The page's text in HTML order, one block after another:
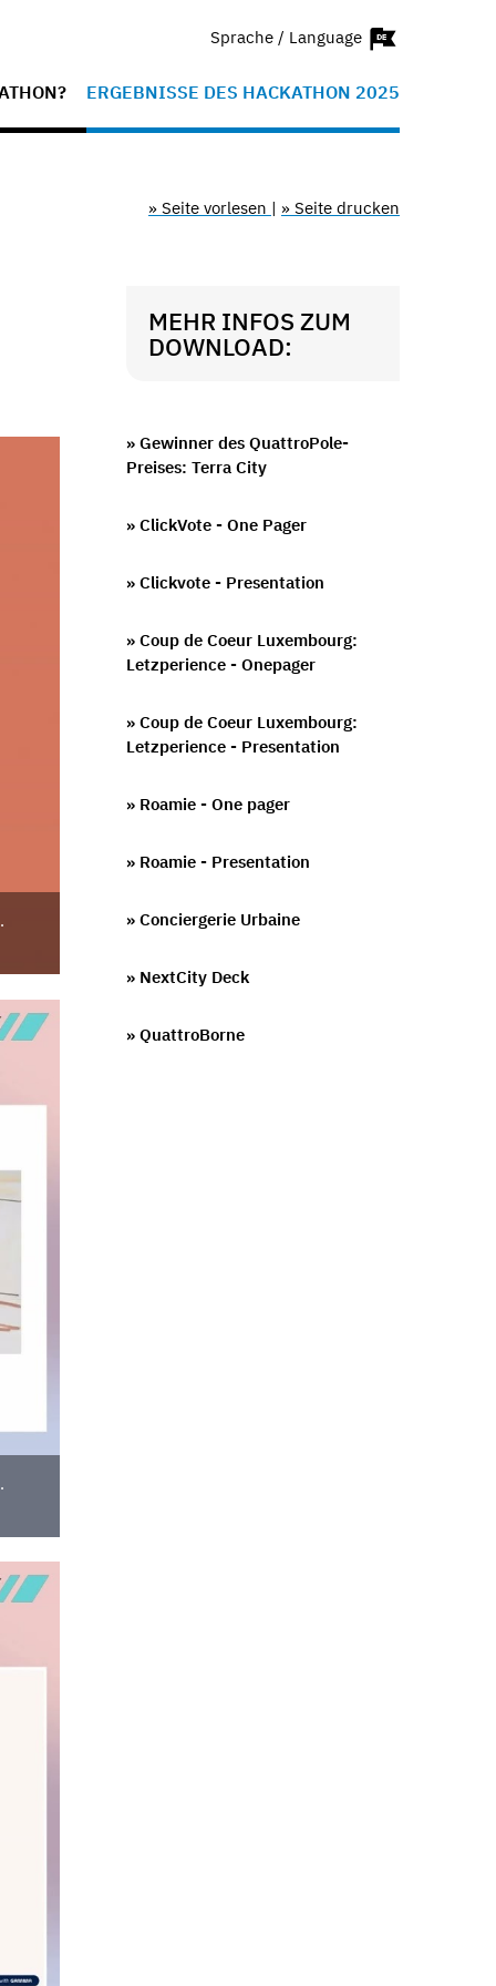
Sprache / Language
ERGEBNISSE DES HACKATHON 2025
» Seite vorlesen | » Seite drucken
MEHR INFOS ZUM
DOWNLOAD:
» Gewinner des QuattroPole-
Preises: Terra City
» ClickVote - One Pager
» Clickvote - Presentation
» Coup de Coeur Luxembourg:
Letzperience - Onepager
» Coup de Coeur Luxembourg:
Letzperience - Presentation
» Roamie - One pager
» Roamie - Presentation
» Conciergerie Urbaine
» NextCity Deck
» QuattroBorne